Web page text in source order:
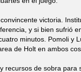
victoria.
y si bien sufrió
minutos. Pomoli y
de Holt en ambos
recursos de sobra para